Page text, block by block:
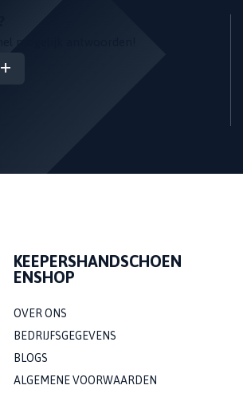
KEEPERSHANDSCHOEN
ENSHOP
OVER ONS
BEDRIJFSGEGEVENS
BLOGS
ALGEMENE VOORWAARDEN